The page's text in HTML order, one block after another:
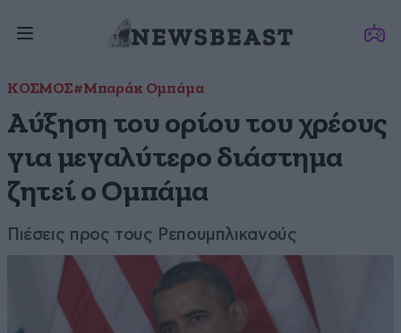
ΚΟΣΜΟΣ#Μπαράκ Ομπάμα
Αύξηση του ορίου του χρέους
για μεγαλύτερο διάστημα
ζητεί ο Ομπάμα
Πιέσεις προς τους Ρεπουμπλικανούς